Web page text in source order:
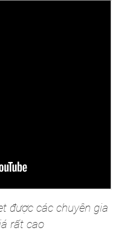
được các chuyên gia
rất cao